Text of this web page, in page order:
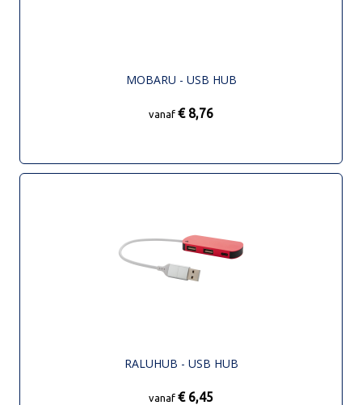
MOBARU - USB HUB
vanaf € 8,76
RALUHUB - USB HUB
vanaf € 6,45